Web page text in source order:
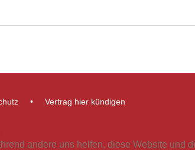
Vertrag hier kündigen
andere uns helfen, diese Website und